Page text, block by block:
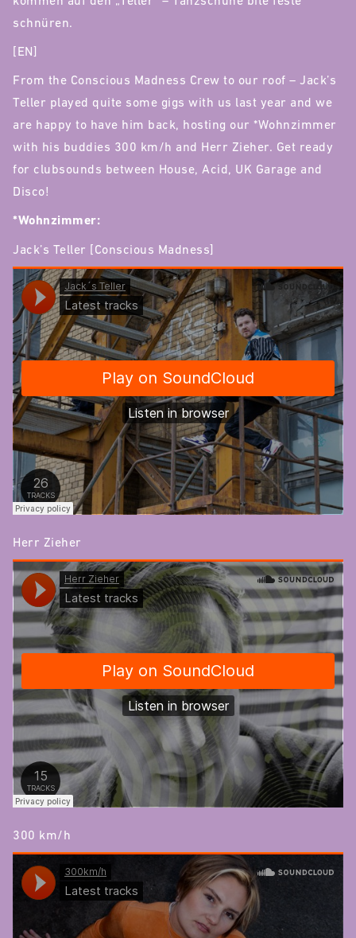
schnüren.
[EN]
From the Conscious Madness Crew to our roof – Jack’s
Teller played quite some gigs with us last year and we
are happy to have him back, hosting our *Wohnzimmer
with his buddies 300 km/h and Herr Zieher. Get ready
for clubsounds between House, Acid, UK Garage and
Disco!
*Wohnzimmer:
Jack’s Teller [Conscious Madness]
Herr Zieher
300 km/h